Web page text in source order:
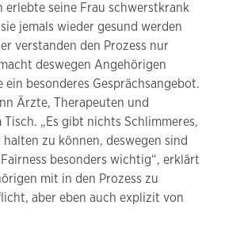
erlebte seine Frau schwerstkrank
jemals wieder gesund werden
verstanden den Prozess nur
deswegen Angehörigen
ein besonderes Gesprächsangebot.
Ärzte, Therapeuten und
Tisch. „Es gibt nichts Schlimmeres,
zu können, deswegen sind
besonders wichtig“, erklärt
mit in den Prozess zu
aber eben auch explizit von